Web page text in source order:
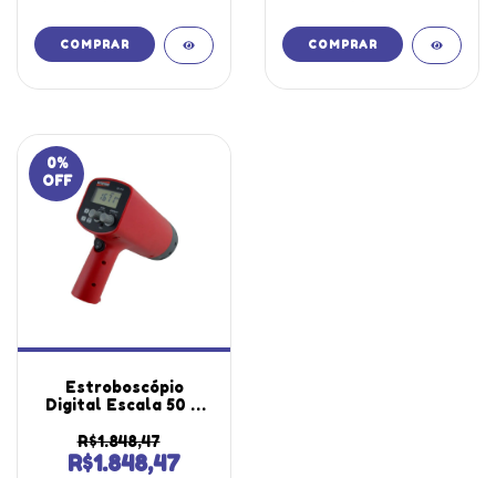
0%
OFF
Estroboscópio
Digital Escala 50 A
Medição Ajuste
Grosso Fino 220V
R$1.848,47
R$1.848,47